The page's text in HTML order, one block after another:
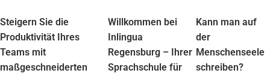
Steigern Sie die
Produktivität Ihres
Teams mit
maßgeschneiderten
Willkommen bei
Inlingua
Regensburg – Ihrer
Sprachschule für
Kann man auf
der
Menschenseele
schreiben?